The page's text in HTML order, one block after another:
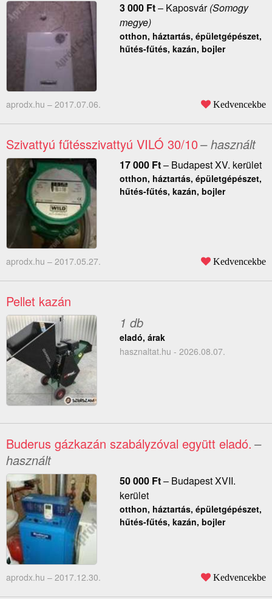
3 000 Ft– Kaposvár(Somogy
megye)
otthon, háztartás, épületgépészet,
hűtés-fűtés, kazán, bojler
aprodx.hu – 2017.07.06. Kedvencekbe
Szivattyú fűtésszivattyú VILÓ 30/10– használt
17 000 Ft– Budapest XV. kerület
otthon, háztartás, épületgépészet,
hűtés-fűtés, kazán, bojler
aprodx.hu – 2017.05.27. Kedvencekbe
Pellet kazán
1 db
eladó, árak
hasznaltat.hu - 2026.08.07.
Buderus gázkazán szabályzóval együtt eladó. –
használt
50 000 Ft– Budapest XVII.
kerület
otthon, háztartás, épületgépészet,
hűtés-fűtés, kazán, bojler
aprodx.hu – 2017.12.30. Kedvencekbe